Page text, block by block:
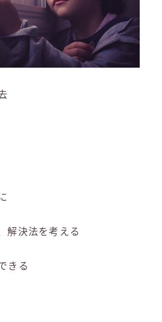
解決法を考える
きる